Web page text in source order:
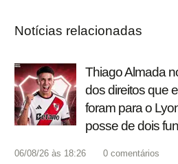
Notícias relacionadas
Thiago Almada
dos direitos que
foram para o
posse de dois
06/08/26 às 18:26 0 comentários